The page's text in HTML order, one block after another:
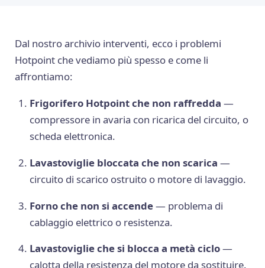
Dal nostro archivio interventi, ecco i problemi
Hotpoint che vediamo più spesso e come li
affrontiamo:
Frigorifero Hotpoint che non raffredda —
compressore in avaria con ricarica del circuito, o
scheda elettronica.
Lavastoviglie bloccata che non scarica —
circuito di scarico ostruito o motore di lavaggio.
Forno che non si accende— problema di
cablaggio elettrico o resistenza.
Lavastoviglie che si blocca a metà ciclo—
calotta della resistenza del motore da sostituire.